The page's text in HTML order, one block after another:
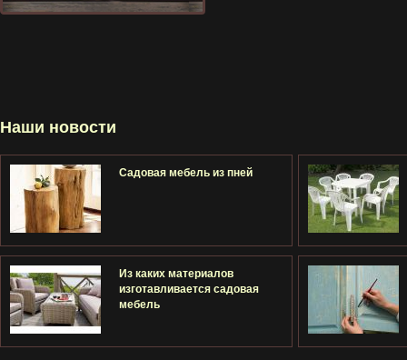
Наши новости
Садовая мебель из пней
Из каких материалов
изготавливается садовая
мебель